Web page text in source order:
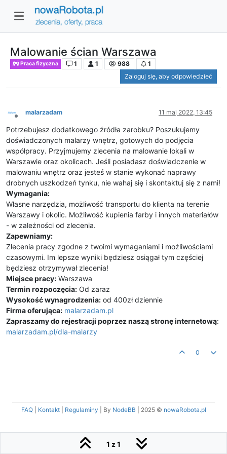
Malowanie ścian Warszawa
Praca fizyczna 1 1 988
1
Zaloguj się, aby odpowiedzieć
Niedostępny
malarzadam 11 maj 2022, 13:45
Potrzebujesz dodatkowego źródła zarobku? Poszukujemy
doświadczonych malarzy wnętrz, gotowych do podjęcia
współpracy. Przyjmujemy zlecenia na malowanie lokali w
Warszawie oraz okolicach. Jeśli posiadasz doświadczenie w
malowaniu wnętrz oraz jesteś w stanie wykonać naprawy
drobnych uszkodzeń tynku, nie wahaj się i skontaktuj się z nami!
Wymagania:
Własne narzędzia, możliwość transportu do klienta na terenie
Warszawy i okolic. Możliwość kupienia farby i innych materiałów
- w zależności od zlecenia.
Zapewniamy:
Zlecenia pracy zgodne z twoimi wymaganiami i możliwościami
czasowymi. Im lepsze wyniki będziesz osiągał tym częściej
będziesz otrzymywał zlecenia!
Miejsce pracy: Warszawa
Termin rozpoczęcia: Od zaraz
Wysokość wynagrodzenia: od 400zł dziennie
Firma oferująca: malarzadam.pl
Zapraszamy do rejestracji poprzez naszą stronę internetową:
malarzadam.pl/dla-malarzy
0
1 z 1
FAQ| Kontakt| Regulaminy | By NodeBB 2025 © nowaRobota.pl